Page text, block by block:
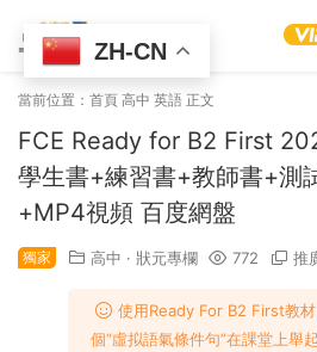
當前位置： 首頁 高中 英語 正文
FCE Ready for B2 First
學生書+練習書+教師書+測
+MP4視頻 百度網盤
獨家 高中 · 狀元專欄 772 推
使用Ready For B2 First教
個“虛拟語氣條件句”在課堂上舉
ZH-CN